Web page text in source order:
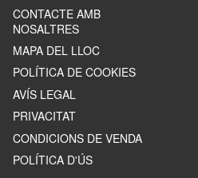
CONTACTE AMB
NOSALTRES
MAPA DEL LLOC
POLÍTICA DE COOKIES
AVÍS LEGAL
PRIVACITAT
CONDICIONS DE VENDA
POLÍTICA D'ÚS